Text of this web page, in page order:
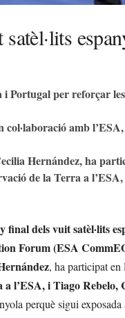
Portugal per reforçar
amb l’ESA,
Hernández, ha
de la Terra a
final dels vuit satèl·lits
Forum (ESA
, ha participat en
l’ESA, i Tiago Rebelo,
perquè sigui exposada